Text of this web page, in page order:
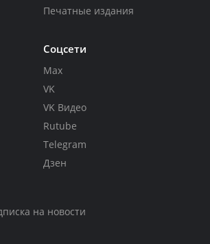
Печатные издания
Соцсети
Max
VK
VK Видео
Rutube
Telegram
Дзен
на новости